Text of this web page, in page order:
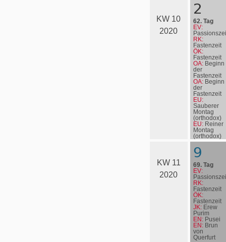
KW 10
2020
2
62. Tag
EV:
RK:
Fastenzeit
ÖK:
Fastenzeit
OA: Beginn
der
Fastenzeit
OA: Beginn
der
Fastenzeit
EU:
Sauberer
Montag
(orthodox)
EU: Reiner
Montag
(orthodox)
EN:John
Wesley
KW 11
2020
9
69. Tag
EV:
RK:
Fastenzeit
ÖK:
Fastenzeit
JK: Erew
Purim
EN: Pusei
EN: Brun
von
Querfurt